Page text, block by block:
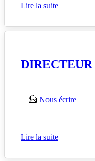
Lire la suite
Nous écrire
Lire la suite